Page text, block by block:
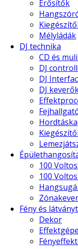
Erősítők
Mélyládák
DJ technika
CD és
DJ
DJ
DJ
Hordtáska
100
100
Fény és
Dekor